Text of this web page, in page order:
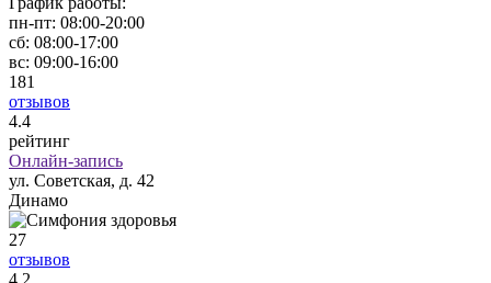
пн-пт: 08:00-20:00
сб: 08:00-17:00
вс: 09:00-16:00
181
отзывов
4.4
рейтинг
Онлайн-запись
ул. Советская, д. 42
Динамо
27
отзывов